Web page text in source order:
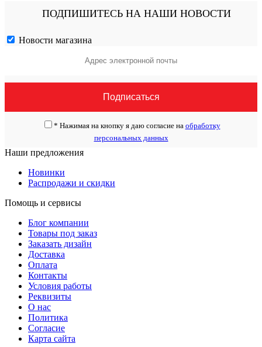
ПОДПИШИТЕСЬ НА НАШИ НОВОСТИ
Новости магазина
* Нажимая на кнопку я даю согласие на обработку
персональных данных
Наши предложения
Новинки
Распродажи и скидки
Помощь и сервисы
Блог компании
Товары под заказ
Заказать дизайн
Доставка
Оплата
Контакты
Условия работы
Реквизиты
О нас
Политика
Согласие
Карта сайта